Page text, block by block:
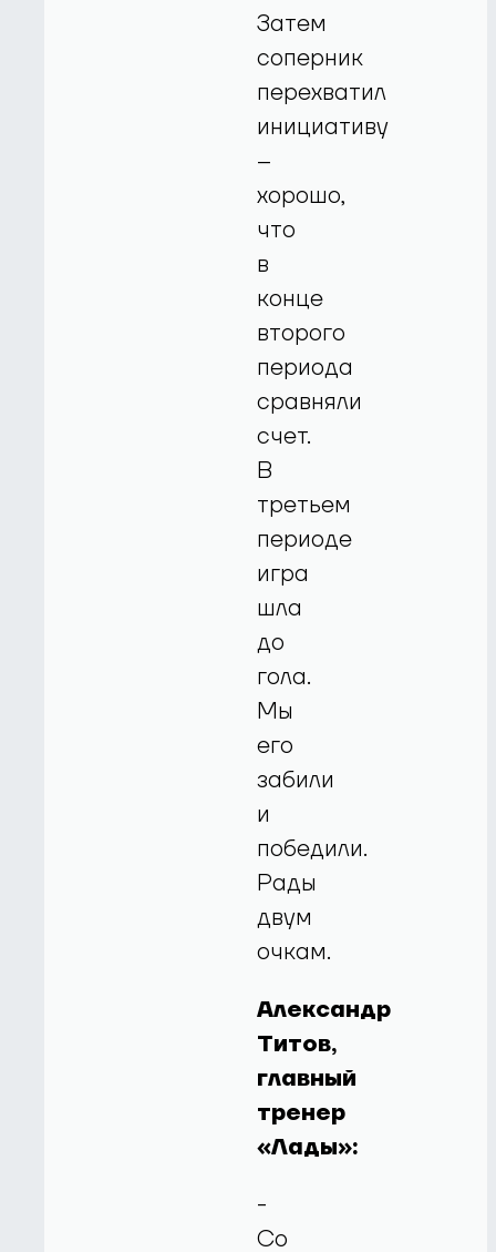
Затем
соперник
перехватил
инициативу
–
хорошо,
что
в
конце
второго
периода
сравняли
счет.
В
третьем
периоде
игра
шла
до
гола.
Мы
его
забили
и
победили.
Рады
двум
очкам.
Александр
Титов,
главный
тренер
«Лады»:
-
Со